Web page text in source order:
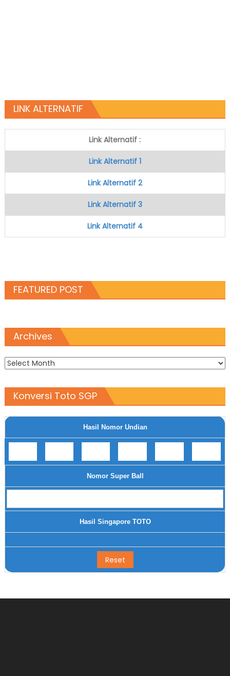
LINK ALTERNATIF
Link Alternatif :
Link Alternatif 1
Link Alternatif 2
Link Alternatif 3
Link Alternatif 4
FEATURED POST
Archives
Archives
Konversi Toto SGP
Hasil Nomor Undian
Nomor Super Ball
Hasil Singapore TOTO